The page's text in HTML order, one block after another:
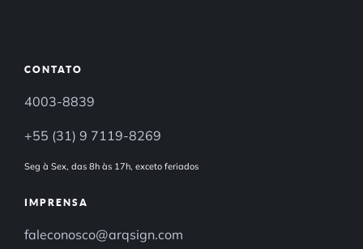
CONTATO
4003-8839
+55 (31) 9 7119-8269
Seg à Sex, das 8h às 17h, exceto feriados
IMPRENSA
faleconosco@arqsign.com